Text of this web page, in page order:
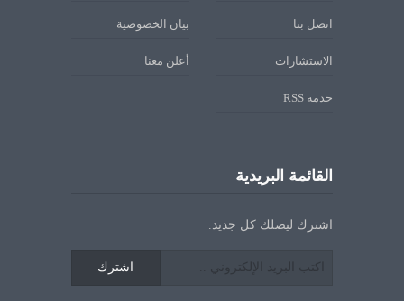
اتصل بنا بيان الخصوصية
الاستشارات أعلن معنا
خدمة RSS
القائمة البريدية
اشترك ليصلك كل جديد.
اشترك